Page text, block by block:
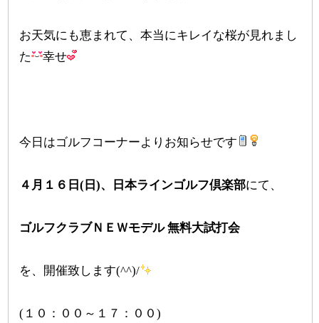
お天気にも恵まれて、本当にキレイな桜が見れまし
た
幸せ
今日はゴルフコーナーよりお知らせです
４月１６日(日)、日本ラインゴルフ倶楽部にて、
ゴルフクラブＮＥＷモデル 無料大試打会
を、開催致します(^^)/
(１０：００～１７：００)